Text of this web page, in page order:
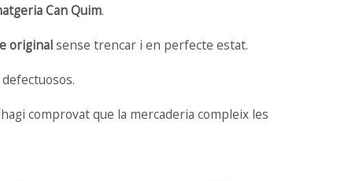
Can Quim.
originalsense trencar i en perfecte estat.
comprovat que la mercaderia compleix les